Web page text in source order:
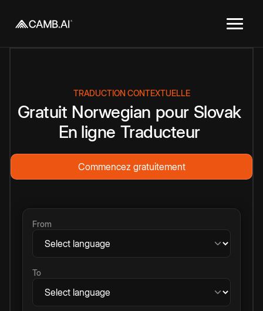
TRADUCTION CONTEXTUELLE
Gratuit Norwegian pour Slovak
En ligne Traducteur
Commencez gratuitement
From
To